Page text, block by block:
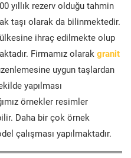
yıllık rezerv olduğu tahmin
taşı olarak da bilinmektedir.
ihraç edilmekte olup
Firmamız olarak granit
uygun taşlardan
yapılması
örnekler resimler
Daha bir çok örnek
çalışması yapılmaktadır.